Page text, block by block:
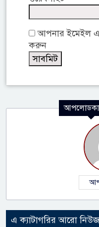
আপনার ইমেইল
করুন
এ ক্যাটাগরির আরো নিউজ